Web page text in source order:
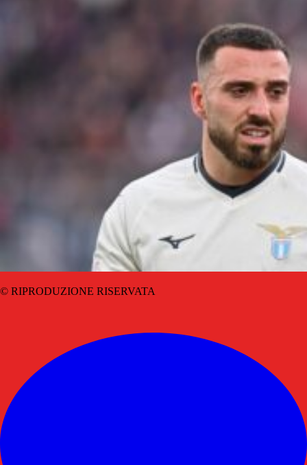
© RIPRODUZIONE RISERVATA